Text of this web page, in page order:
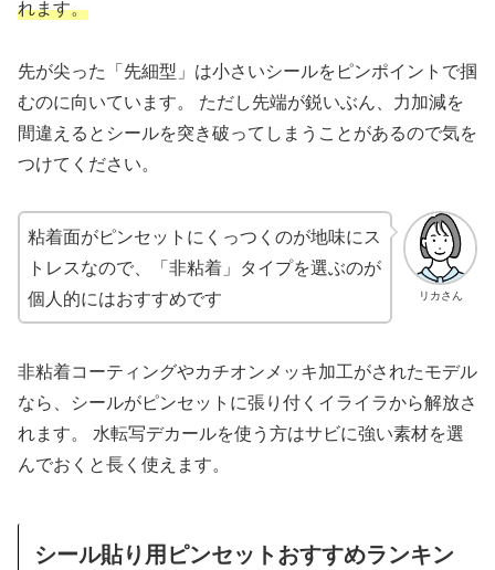
れます。
先が尖った「先細型」は小さいシールをピンポイントで掴
むのに向いています。 ただし先端が鋭いぶん、力加減を
間違えるとシールを突き破ってしまうことがあるので気を
つけてください。
リカさん
粘着面がピンセットにくっつくのが地味にス
トレスなので、「非粘着」タイプを選ぶのが
個人的にはおすすめです
非粘着コーティングやカチオンメッキ加工がされたモデル
なら、シールがピンセットに張り付くイライラから解放さ
れます。 水転写デカールを使う方はサビに強い素材を選
んでおくと長く使えます。
シール貼り用ピンセットおすすめランキン